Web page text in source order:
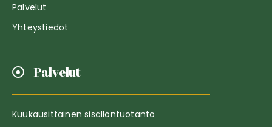
Palvelut
Yhteystiedot
Palvelut
Kuukausittainen sisällöntuotanto